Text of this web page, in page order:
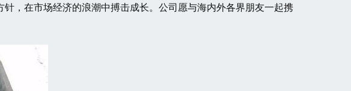
，在市场经济的浪潮中搏击成长。公司愿与海内外各界朋友一起携